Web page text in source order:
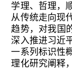
学理、哲理，
从传统走向现
趋势，对我国
深入推进习近
一系列标识性
理化研究阐释